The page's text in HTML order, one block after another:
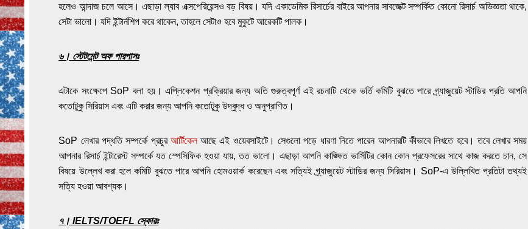
হলেও আন্দাজ চলে আসে। এছাড়া ল্যাব এক্সপেরিয়েন্সও বড় বিষয়। যদি একাডেমিক রিসার্চের বাইরে আপনার সাবজেক্ট সম্পর্কিত কোনো রিসার্চ অভিজ্ঞতা থাকে,
সেটা ভালো। যদি ইন্টার্নশিপ করে থাকেন, তাহলে সেটাও হবে মুকুটে আরেকটি পালক।
৬। স্টেটমেন্ট অফ পারপাসঃ
এটাকে সংক্ষেপে SoP বলা হয়। এপ্লিকেশন প্রক্রিয়ার জন্য অতি গুরুত্বপূর্ণ এই রচনাটি থেকে ভর্তি কমিটি বুঝতে পারে গ্র্যাজুয়েট স্টাডির প্রতি আপনি
কতোটুকু সিরিয়াস এবং এটি করার জন্য আপনি কতোটুকু উদ্বুদ্ধ ও অনুপ্রাণিত।
SoP লেখার পদ্ধতি সম্পর্কে প্রচুর আর্টিকেলআছে এই ওয়েবসাইটে। সেগুলো পড়ে ধারণা নিতে পারেন আপনারটি কীভাবে লিখতে হবে। তবে লেখার সময়
আপনার রিসার্চ ইন্টারেস্ট সম্পর্কে যত স্পেসিফিক হওয়া যায়, তত ভালো। এছাড়া আপনি কাঙ্ক্ষিত ভার্সিটির কোন কোন প্রফেসরের সাথে কাজ করতে চান, সে
বিষয়ে উল্লেখ করা হলে কমিটি বুঝতে পারে আপনি হোমওয়ার্ক করেছেন এবং সত্যিই গ্র্যাজুয়েট স্টাডির জন্য সিরিয়াস। SoP-এ উল্লিখিত প্রতিটা তথ্যই
সত্যি হওয়া আবশ্যক।
৭। IELTS/TOEFL স্কোরঃ